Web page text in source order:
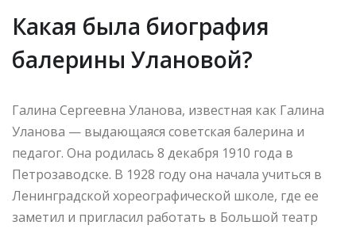
Какая была биография
балерины Улановой?
Галина Сергеевна Уланова, известная как Галина
Уланова — выдающаяся советская балерина и
педагог. Она родилась 8 декабря 1910 года в
Петрозаводске. В 1928 году она начала учиться в
Ленинградской хореографической школе, где ее
заметил и пригласил работать в Большой театр